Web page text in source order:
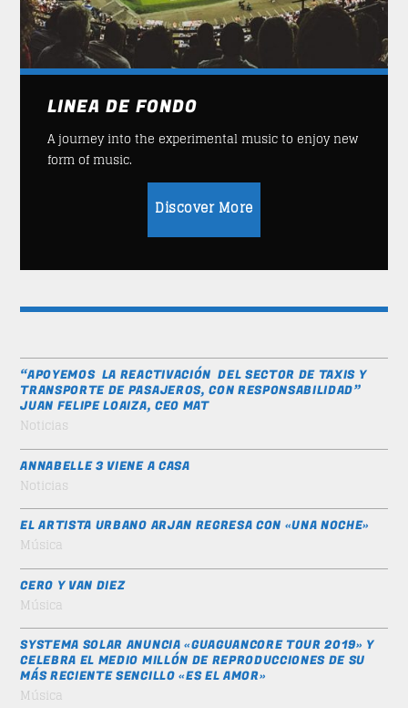
LINEA DE FONDO
A journey into the experimental music to enjoy new
form of music.
Discover More
“APOYEMOS LA REACTIVACIÓN DEL SECTOR DE TAXIS Y
TRANSPORTE DE PASAJEROS, CON RESPONSABILIDAD”
JUAN FELIPE LOAIZA, CEO MAT
Noticias
ANNABELLE 3 VIENE A CASA
Noticias
EL ARTISTA URBANO ARJAN REGRESA CON «UNA NOCHE»
Música
CERO Y VAN DIEZ
Música
SYSTEMA SOLAR ANUNCIA «GUAGUANCORE TOUR 2019» Y
CELEBRA EL MEDIO MILLÓN DE REPRODUCCIONES DE SU
MÁS RECIENTE SENCILLO «ES EL AMOR»
Música